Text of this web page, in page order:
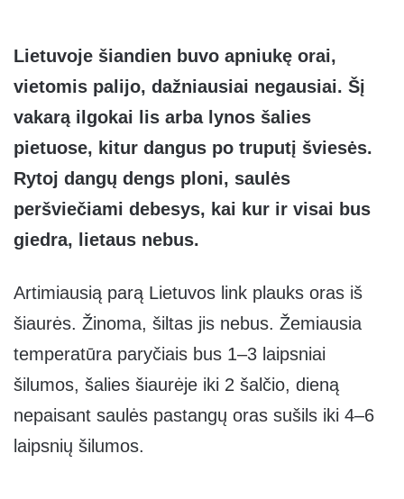
Lietuvoje šiandien buvo apniukę orai,
vietomis palijo, dažniausiai negausiai. Šį
vakarą ilgokai lis arba lynos šalies
pietuose, kitur dangus po truputį šviesės.
Rytoj dangų dengs ploni, saulės
peršviečiami debesys, kai kur ir visai bus
giedra, lietaus nebus.
Artimiausią parą Lietuvos link plauks oras iš
šiaurės. Žinoma, šiltas jis nebus. Žemiausia
temperatūra paryčiais bus 1–3 laipsniai
šilumos, šalies šiaurėje iki 2 šalčio, dieną
nepaisant saulės pastangų oras sušils iki 4–6
laipsnių šilumos.